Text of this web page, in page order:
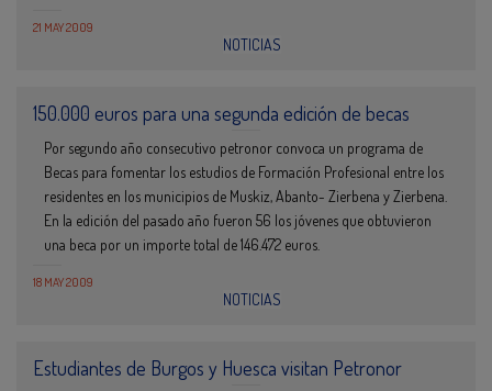
21 MAY 2009
NOTICIAS
150.000 euros para una segunda edición de becas
Por segundo año consecutivo petronor convoca un programa de
Becas para fomentar los estudios de Formación Profesional entre los
residentes en los municipios de Muskiz, Abanto- Zierbena y Zierbena.
En la edición del pasado año fueron 56 los jóvenes que obtuvieron
una beca por un importe total de 146.472 euros.
18 MAY 2009
NOTICIAS
Estudiantes de Burgos y Huesca visitan Petronor